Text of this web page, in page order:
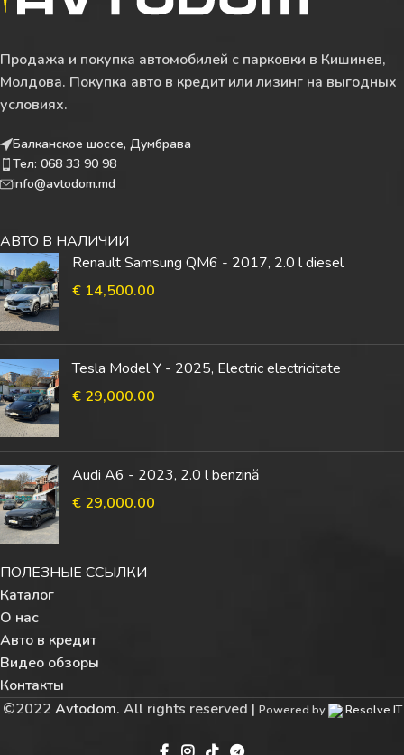
Продажа и покупка автомобилей с парковки в Кишинев,
Молдова. Покупка авто в кредит или лизинг на выгодных
условиях.
Балканское шоссе, Думбрава
Тел: 068 33 90 98
info@avtodom.md
АВТО В НАЛИЧИИ
Renault Samsung QM6 - 2017, 2.0 l diesel
€ 14,500.00
Tesla Model Y - 2025, Electric electricitate
€ 29,000.00
Audi A6 - 2023, 2.0 l benzină
€ 29,000.00
ПОЛЕЗНЫЕ ССЫЛКИ
Каталог
О нас
Авто в кредит
Видео обзоры
Контакты
©2022 Avtodom. All rights reserved | Powered by Resolve IT